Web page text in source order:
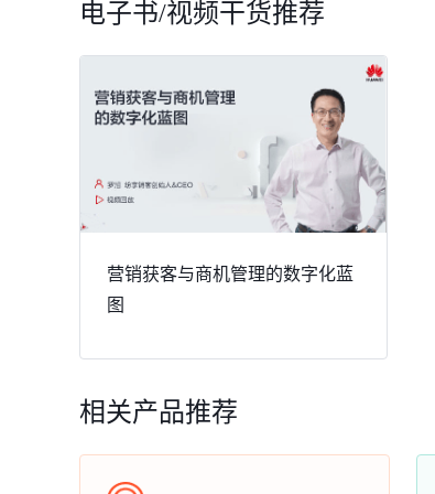
电子书/视频干货推荐
营销获客与商机管理的数字化蓝
图
相关产品推荐